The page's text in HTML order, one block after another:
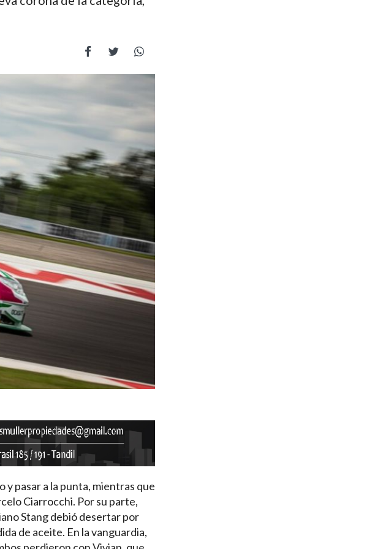
pasar a la punta, mientras que
Ciarrocchi. Por su parte,
Stang debió desertar por
de aceite. En la vanguardia,